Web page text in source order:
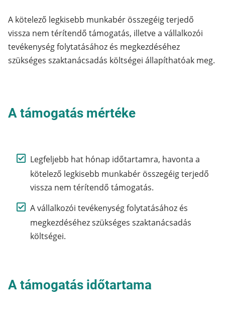
A kötelező legkisebb munkabér összegéig terjedő
vissza nem térítendő támogatás, illetve a vállalkozói
tevékenység folytatásához és megkezdéséhez
szükséges szaktanácsadás költségei állapíthatóak meg.
A támogatás mértéke
Legfeljebb hat hónap időtartamra, havonta a
kötelező legkisebb munkabér összegéig terjedő
vissza nem térítendő támogatás.
A vállalkozói tevékenység folytatásához és
megkezdéséhez szükséges szaktanácsadás
költségei.
A támogatás időtartama